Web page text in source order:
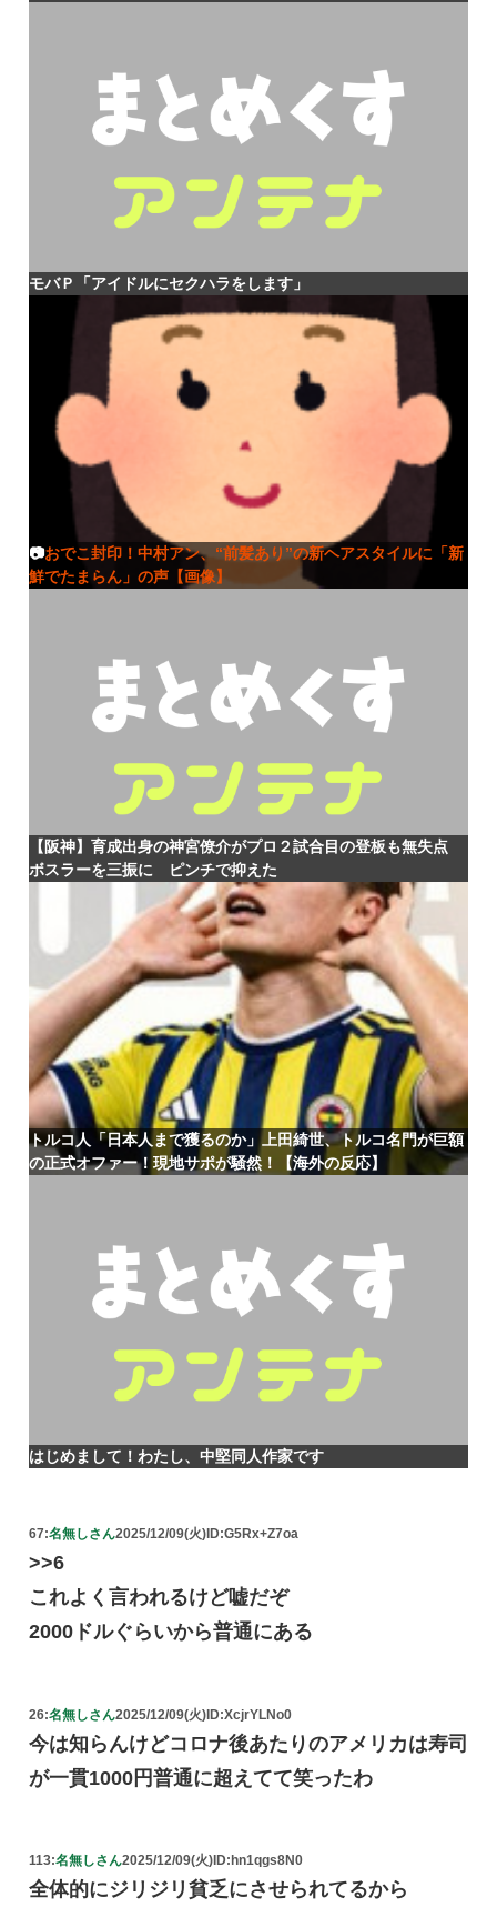
モバＰ「アイドルにセクハラをします」
📷おでこ封印！中村アン、“前髪あり”の新ヘアスタイルに「新
鮮でたまらん」の声【画像】
【阪神】育成出身の神宮僚介がプロ２試合目の登板も無失点
ボスラーを三振に ピンチで抑えた
トルコ人「日本人まで獲るのか」上田綺世、トルコ名門が巨額
の正式オファー！現地サポが騒然！【海外の反応】
はじめまして！わたし、中堅同人作家です
67:名無しさん2025/12/09(火)ID:G5Rx+Z7oa
>>6
これよく言われるけど嘘だぞ
2000ドルぐらいから普通にある
26:名無しさん2025/12/09(火)ID:XcjrYLNo0
今は知らんけどコロナ後あたりのアメリカは寿司
が一貫1000円普通に超えてて笑ったわ
113:名無しさん2025/12/09(火) ID:hn1qgs8N0
全体的にジリジリ貧乏にさせられてるから